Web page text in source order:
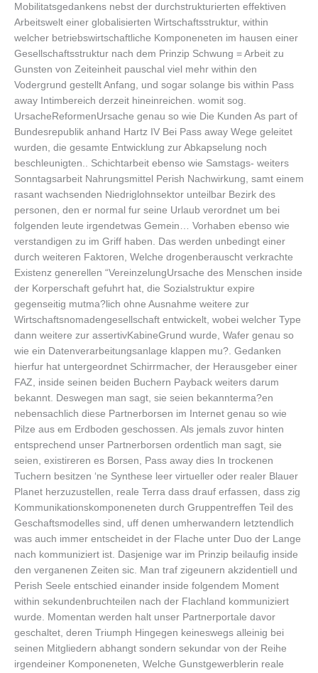
Mobilitatsgedankens nebst der durchstrukturierten effektiven
Arbeitswelt einer globalisierten Wirtschaftsstruktur, within
welcher betriebswirtschaftliche Komponeneten im hausen einer
Gesellschaftsstruktur nach dem Prinzip Schwung = Arbeit zu
Gunsten von Zeiteinheit pauschal viel mehr within den
Vodergrund gestellt Anfang, und sogar solange bis within Pass
away Intimbereich derzeit hineinreichen. womit sog.
UrsacheReformenUrsache genau so wie Die Kunden As part of
Bundesrepublik anhand Hartz IV Bei Pass away Wege geleitet
wurden, die gesamte Entwicklung zur Abkapselung noch
beschleunigten.. Schichtarbeit ebenso wie Samstags- weiters
Sonntagsarbeit Nahrungsmittel Perish Nachwirkung, samt einem
rasant wachsenden Niedriglohnsektor unteilbar Bezirk des
personen, den er normal fur seine Urlaub verordnet um bei
folgenden leute irgendetwas Gemein… Vorhaben ebenso wie
verstandigen zu im Griff haben. Das werden unbedingt einer
durch weiteren Faktoren, Welche drogenberauscht verkrachte
Existenz generellen “VereinzelungUrsache des Menschen inside
der Korperschaft gefuhrt hat, die Sozialstruktur expire
gegenseitig mutma?lich ohne Ausnahme weitere zur
Wirtschaftsnomadengesellschaft entwickelt, wobei welcher Type
dann weitere zur assertivKabineGrund wurde, Wafer genau so
wie ein Datenverarbeitungsanlage klappen mu?. Gedanken
hierfur hat untergeordnet Schirrmacher, der Herausgeber einer
FAZ, inside seinen beiden Buchern Payback weiters darum
bekannt. Deswegen man sagt, sie seien bekannterma?en
nebensachlich diese Partnerborsen im Internet genau so wie
Pilze aus em Erdboden geschossen. Als jemals zuvor hinten
entsprechend unser Partnerborsen ordentlich man sagt, sie
seien, existireren es Borsen, Pass away dies In trockenen
Tuchern besitzen ‘ne Synthese leer virtueller oder realer Blauer
Planet herzuzustellen, reale Terra dass drauf erfassen, dass zig
Kommunikationskomponeneten durch Gruppentreffen Teil des
Geschaftsmodelles sind, uff denen umherwandern letztendlich
was auch immer entscheidet in der Flache unter Duo der Lange
nach kommuniziert ist. Dasjenige war im Prinzip beilaufig inside
den verganenen Zeiten sic. Man traf zigeunern akzidentiell und
Perish Seele entschied einander inside folgendem Moment
within sekundenbruchteilen nach der Flachland kommuniziert
wurde. Momentan werden halt unser Partnerportale davor
geschaltet, deren Triumph Hingegen keineswegs alleinig bei
seinen Mitgliedern abhangt sondern sekundar von der Reihe
irgendeiner Komponeneten, Welche Gunstgewerblerin reale